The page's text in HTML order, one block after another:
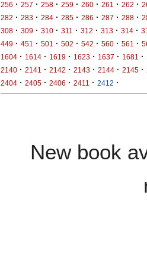
256 · 257 · 258 · 259 · 260 · 261 · 262 ·
282 · 283 · 284 · 285 · 286 · 287 · 288 ·
308 · 309 · 310 · 311 · 312 · 313 · 314 ·
449 · 451 · 501 · 502 · 542 · 560 · 561 ·
1604 · 1614 · 1619 · 1623 · 1637 · 1681 ·
2140 · 2141 · 2142 · 2143 · 2144 · 2145 ·
2404 · 2405 · 2406 · 2411 · 2412 ·
New book